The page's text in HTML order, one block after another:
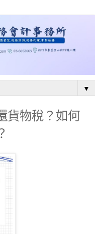
▼
貨物稅？如何